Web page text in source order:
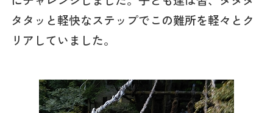
タタッと軽快なステップでこの難所を軽々とク
リアしていました。